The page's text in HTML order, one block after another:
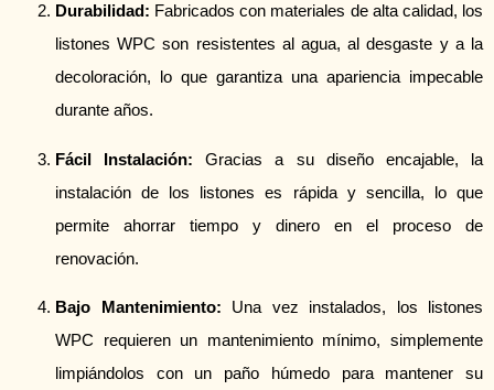
Durabilidad: Fabricados con materiales de alta calidad, los
listones WPC son resistentes al agua, al desgaste y a la
decoloración, lo que garantiza una apariencia impecable
durante años.
Fácil Instalación: Gracias a su diseño encajable, la
instalación de los listones es rápida y sencilla, lo que
permite ahorrar tiempo y dinero en el proceso de
renovación.
Bajo Mantenimiento: Una vez instalados, los listones
WPC requieren un mantenimiento mínimo, simplemente
limpiándolos con un paño húmedo para mantener su